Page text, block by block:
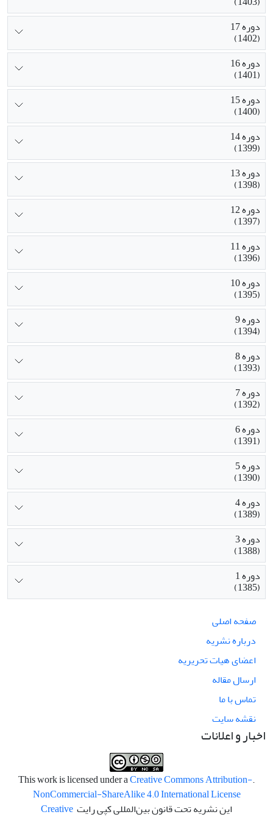
دوره 17
(1402)
دوره 16
(1401)
دوره 15
(1400)
دوره 14
(1399)
دوره 13
(1398)
دوره 12
(1397)
دوره 11
(1396)
دوره 10
(1395)
دوره 9
(1394)
دوره 8
(1393)
دوره 7
(1392)
دوره 6
(1391)
دوره 5
(1390)
دوره 4
(1389)
دوره 3
(1388)
دوره 1
(1385)
صفحه اصلی
درباره نشریه
اعضای هیات تحریریه
ارسال مقاله
تماس با ما
نقشه سایت
اخبار و اعلانات
.This work is licensed under a
Creative Commons Attribution-
NonCommercial-ShareAlike 4.0 International License
این نشریه تحت قانون بین‌المللی کپی رایت Creative